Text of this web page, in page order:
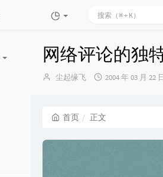
网络评论的独
博
尘起缘飞
发
2004 年 03 月 22
首页 正文